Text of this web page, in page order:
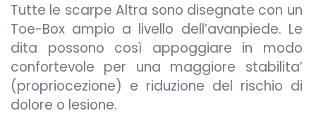
Tutte le scarpe Altra sono disegnate con un
Toe-Box ampio a livello dell’avanpiede. Le
dita possono così appoggiare in modo
confortevole per una maggiore stabilita’
(propriocezione) e riduzione del rischio di
dolore o lesione.